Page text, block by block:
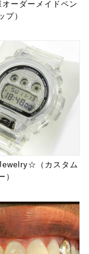
オーダーメイドペン
プ）
（カスタム
）